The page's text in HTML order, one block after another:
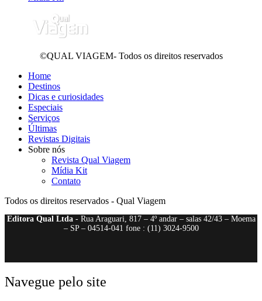
©QUAL VIAGEM- Todos os direitos reservados
Home
Destinos
Dicas e curiosidades
Especiais
Serviços
Últimas
Revistas Digitais
Sobre nós
Revista Qual Viagem
Mídia Kit
Contato
Todos os direitos reservados - Qual Viagem
Editora Qual Ltda- Rua Araguari, 817 – 4º andar – salas 42/43 – Moema
– SP – 04514-041 fone : (11) 3024-9500
Navegue pelo site